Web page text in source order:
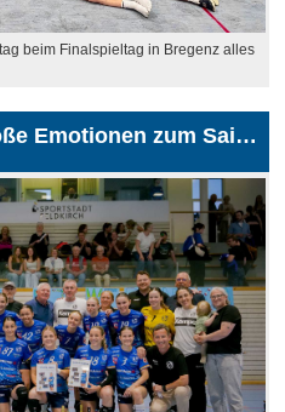
beim Finalspieltag in Bregenz alles
Bittere Niederlage, große Emotionen zum Saisonabschluss